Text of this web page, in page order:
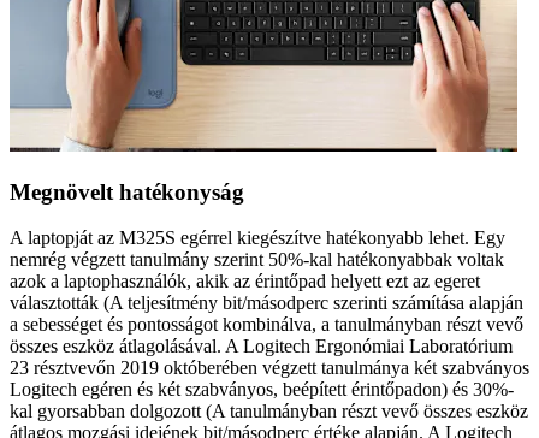
Megnövelt hatékonyság
A laptopját az M325S egérrel kiegészítve hatékonyabb lehet. Egy
nemrég végzett tanulmány szerint 50%-kal hatékonyabbak voltak
azok a laptophasználók, akik az érintőpad helyett ezt az egeret
választották (A teljesítmény bit/másodperc szerinti számítása alapján
a sebességet és pontosságot kombinálva, a tanulmányban részt vevő
összes eszköz átlagolásával. A Logitech Ergonómiai Laboratórium
23 résztvevőn 2019 októberében végzett tanulmánya két szabványos
Logitech egéren és két szabványos, beépített érintőpadon) és 30%-
kal gyorsabban dolgozott (A tanulmányban részt vevő összes eszköz
átlagos mozgási idejének bit/másodperc értéke alapján. A Logitech